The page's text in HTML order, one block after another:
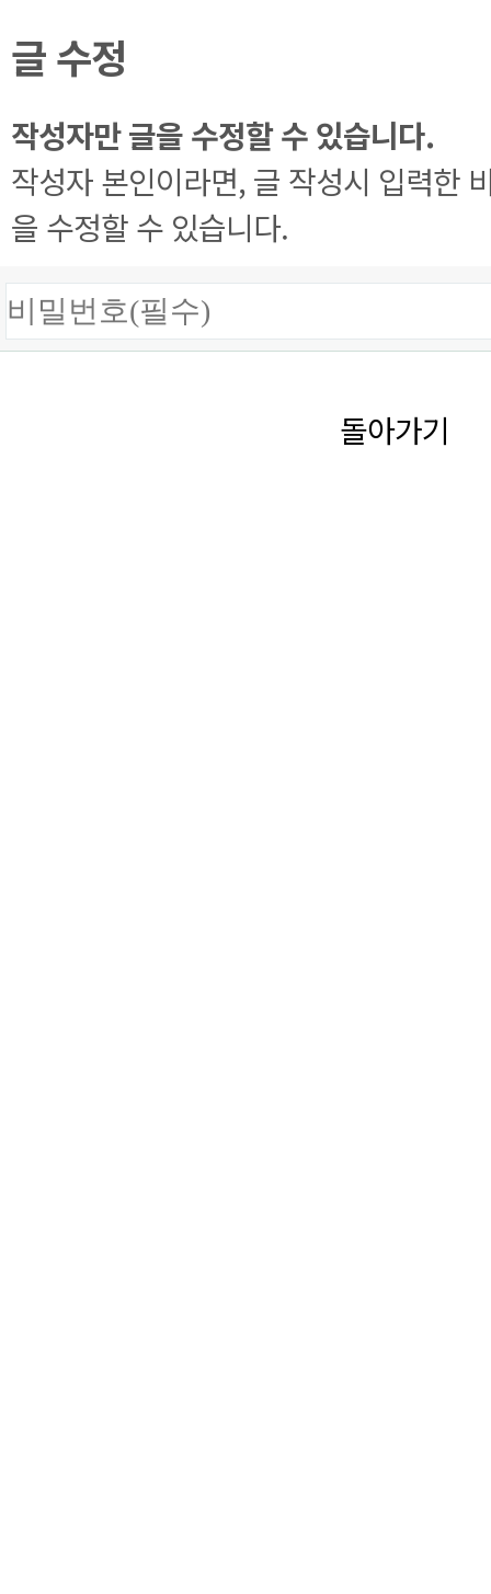
글 수정
작성자만 글을 수정할 수 있습니다.
작성자 본인이라면, 글 작성시 입력한
을 수정할 수 있습니다.
돌아가기